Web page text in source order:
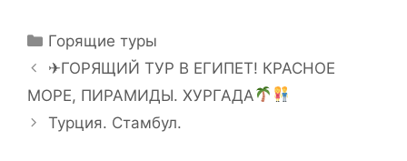
Горящие туры
✈ГОРЯЩИЙ ТУР В ЕГИПЕТ! КРАСНОЕ
МОРЕ, ПИРАМИДЫ. ХУРГАДА
Турция. Стамбул.